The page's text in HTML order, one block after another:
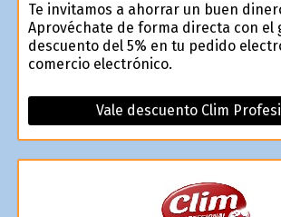
Te invitamos a ahorrar un buen
Aprovéchate de forma directa con el
descuento del 5% en tu pedido
comercio electrónico.
Vale descuento Clim